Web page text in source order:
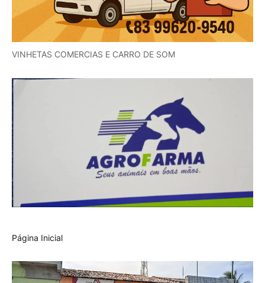
VINHETAS COMERCIAS E CARRO DE SOM
Página Inicial